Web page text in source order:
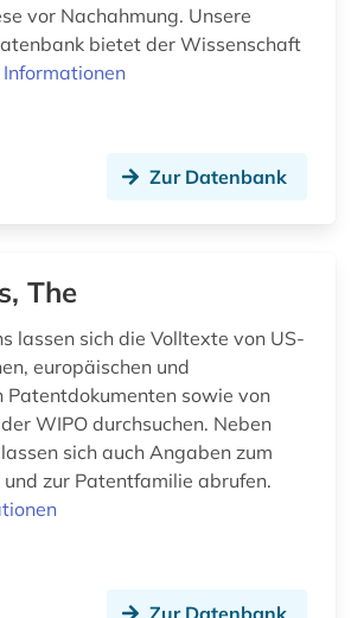
Nachahmung. Unsere
bietet der Wissenschaft
Informationen
Zur Datenbank
The
lassen sich die Volltexte von US-
europäischen und
Patentdokumenten sowie von
WIPO durchsuchen. Neben
sich auch Angaben zum
zur Patentfamilie abrufen.
Zur Datenbank